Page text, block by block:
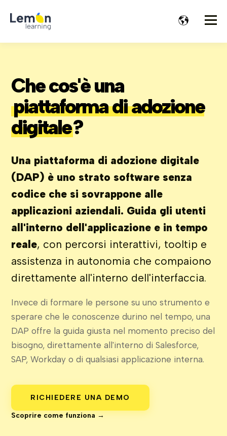
Che cos'è una
piattaforma di adozione
digitale?
Una piattaforma di adozione digitale
(DAP) è uno strato software senza
codice che si sovrappone alle
applicazioni aziendali. Guida gli utenti
all'interno dell'applicazione e in tempo
reale, con percorsi interattivi, tooltip e
assistenza in autonomia che compaiono
direttamente all'interno dell'interfaccia.
Invece di formare le persone su uno strumento e
sperare che le conoscenze durino nel tempo, una
DAP offre la guida giusta nel momento preciso del
bisogno, direttamente all'interno di Salesforce,
SAP, Workday o di qualsiasi applicazione interna.
RICHIEDERE UNA DEMO
Scoprire come funziona →